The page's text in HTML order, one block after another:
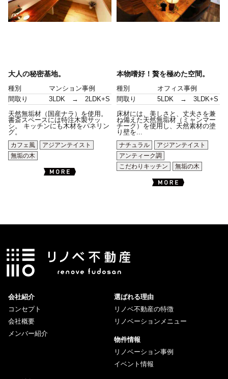
大人の秘密基地。
種別
マンション事例
間取り
3LDK → 2LDK+S
天然無垢材（国産ナラ）を使用。
書斎スペースには特注木製サッ
シ。 キッチンにも木材をパネリン
グ。
カフェ風
アジアンテイスト
無垢の木
本物嗜好！贅を極めた空間。
種別
オフィス事例
間取り
5LDK → 3LDK+S
床材には、美しさと、丈夫さを兼
ね備えた天然無垢材（ミャンマー
チーク）を使用し、天然素材の塗
り壁を...
ナチュラル
アジアンテイスト
アンティーク調
こだわりキッチン
無垢の木
会社紹介
コンセプト
会社概要
メンバー紹介
選ばれる理由
リノベ不動産の特徴
リノベーションメニュー
物件情報
リノベーション事例
イベント情報